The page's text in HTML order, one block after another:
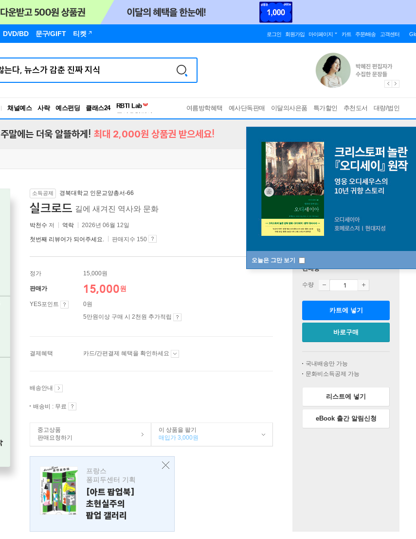
DVD/BD 문구/GIFT 티켓 로그인 회원가입 마이페이지 카트 주문/배송 고객센터
채널예스 사락 예스펀딩 클래스24
독서유형검사
여름방학혜택 예사단독판매 이달의사은품 특가할인 추천도서 대량/법인
오늘은 그만 보기
주말에는 더욱 알뜰하게! 최대 2,000원 상품권 받으세요!
소득공제 경북대학교 인문교양총서-66
실크로드 길에 새겨진 역사와 문화
박천수 저 역락 2026년 06월 12일
첫번째 리뷰어가 되어주세요. 판매지수 150
정가 15,000원
판매가 15,000원
YES포인트
0원
5만원이상 구매 시 2천원 추가적립
결제혜택 카드/간편결제 혜택을 확인하세요
배송안내
배송비 : 무료
중고상품
판매요청하기
이 상품을 팔기
매입가 3,000원
프랑스
퐁피두센터 기획
[아트 팝업북]
초현실주의
팝업 갤러리
판매중
수량
카트에 넣기
바로구매
국내배송만 가능
문화비소득공제 가능
리스트에 넣기
eBook 출간 알림신청